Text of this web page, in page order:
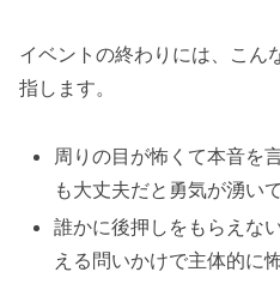
イベントの終わりには、こん
指します。
周りの目が怖くて本音
も大丈夫だと勇気が湧い
誰かに後押しをもらえ
える問いかけで主体的に